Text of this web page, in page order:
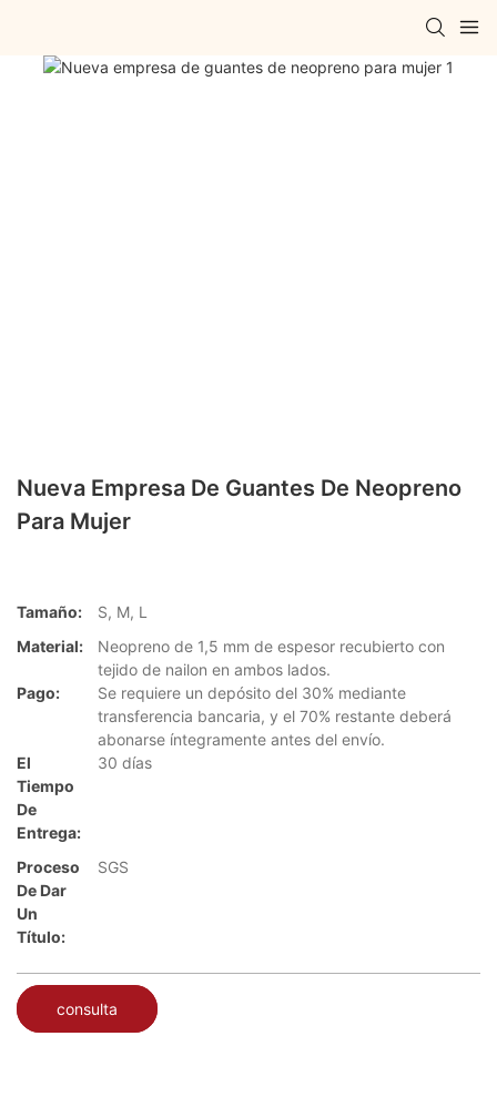
Nueva Empresa De Guantes De Neopreno
Para Mujer
Tamaño:
S, M, L
Material:
Neopreno de 1,5 mm de espesor recubierto con
tejido de nailon en ambos lados.
Pago:
Se requiere un depósito del 30% mediante
transferencia bancaria, y el 70% restante deberá
abonarse íntegramente antes del envío.
El
Tiempo
De
Entrega:
30 días
Proceso
De Dar
Un
Título:
SGS
consulta